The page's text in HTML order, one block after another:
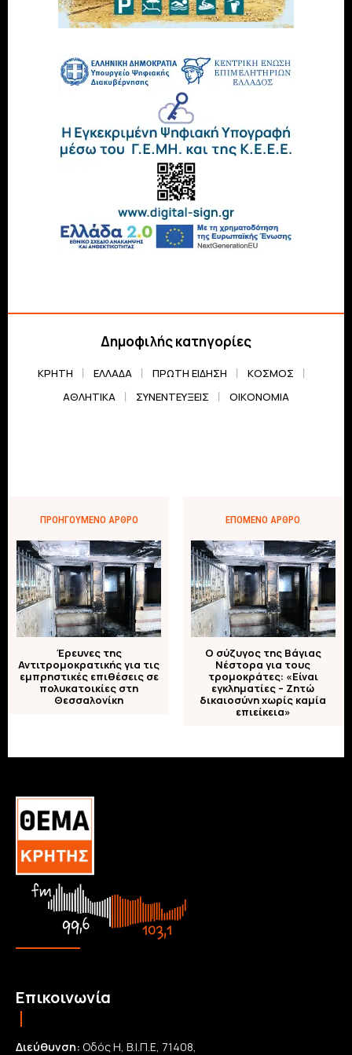
Δημοφιλής κατηγορίες
ΚΡΗΤΗ ΕΛΛΆΔΑ ΠΡΏΤΗ ΕΊΔΗΣΗ
ΚΌΣΜΟΣ
ΑΘΛΗΤΙΚΆ
ΣΥΝΕΝΤΕΎΞΕΙΣ ΟΙΚΟΝΟΜΊΑ
ΠΡΟΗΓΟΎΜΕΝΟ ΆΡΘΡΟ
Έρευνες της
Αντιτρομοκρατικής για τις
εμπρηστικές επιθέσεις σε
πολυκατοικίες στη
Θεσσαλονίκη
ΕΠΌΜΕΝΟ ΆΡΘΡΟ
O σύζυγος της Βάγιας
Νέστορα για τους
τρομοκράτες: «Είναι
εγκληματίες – Ζητώ
δικαιοσύνη χωρίς καμία
επιείκεια»
Επικοινωνία
Διεύθυνση: Οδός Η, Β.Ι.Π.Ε, 71408,